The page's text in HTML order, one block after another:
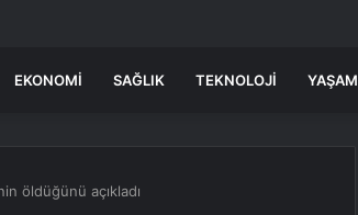
EKONOMI SAĞLIK TEKNOLOJI YAŞAM
öldüğünü açıkladı